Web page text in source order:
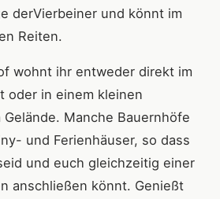
derVierbeiner und könnt im
Reiten.
wohnt ihr entweder direkt im
oder in einem kleinen
Manche Bauernhöfe
und Ferienhäuser, so dass
und euch gleichzeitig einer
anschließen könnt. Genießt